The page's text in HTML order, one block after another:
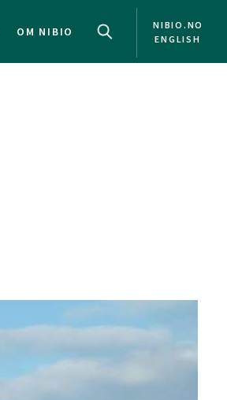
OM NIBIO
NIBIO.NO
ENGLISH